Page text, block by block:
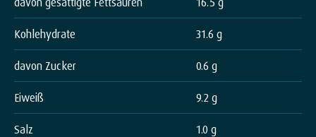
Kohlehydrate 31.6 g
davon Zucker 0.6 g
Eiweiß 9.2 g
Salz 1.0 g